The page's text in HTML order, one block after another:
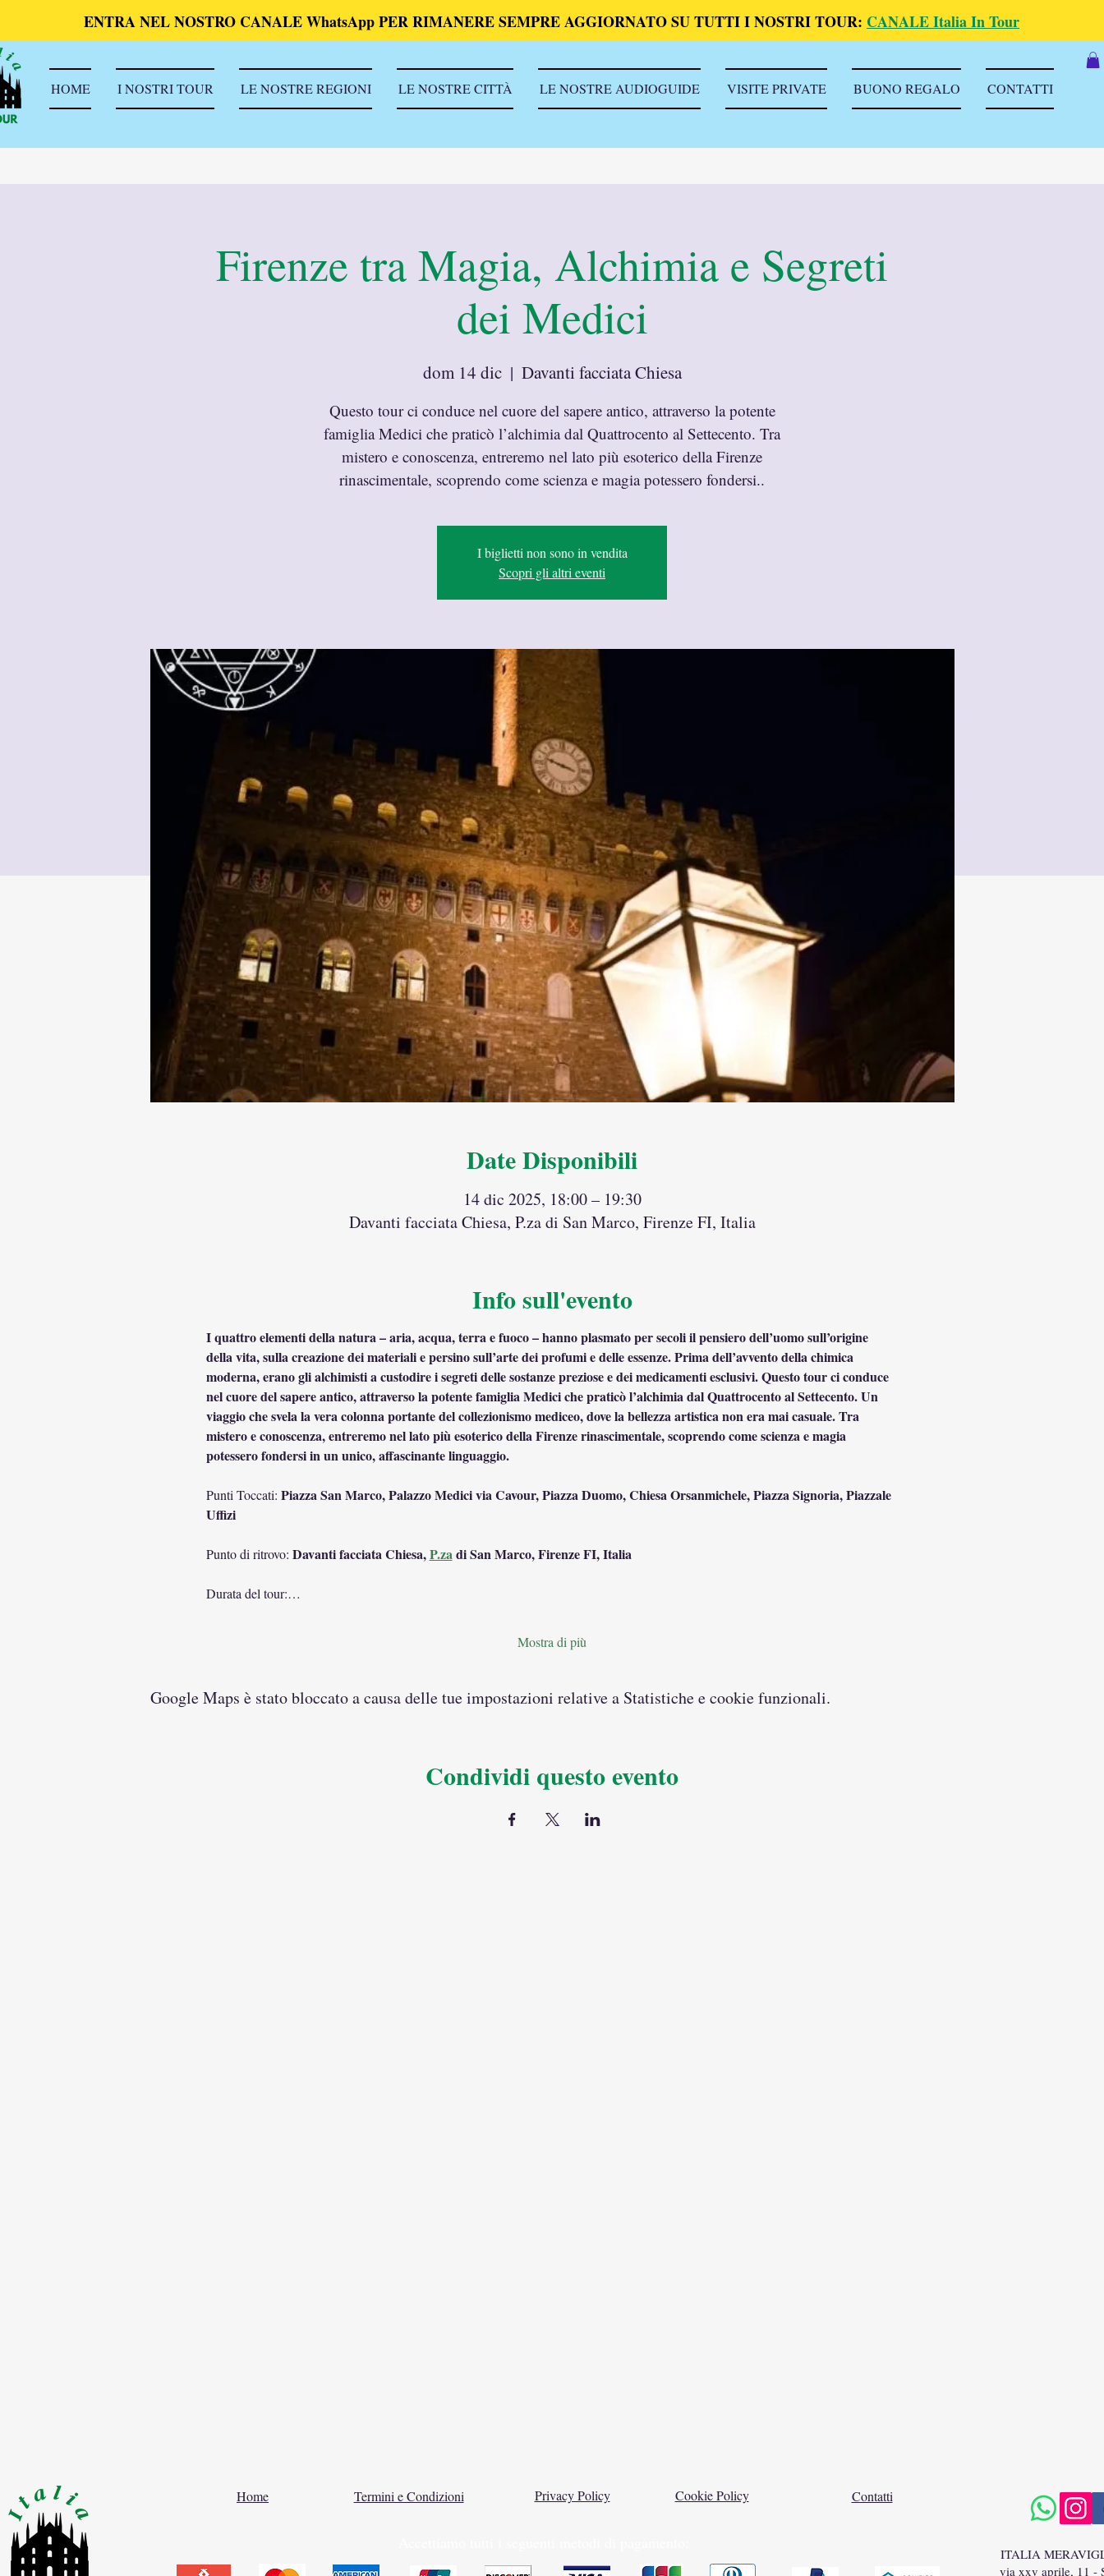
ENTRA NEL NOSTRO CANALE WhatsApp PER RIMANERE SEMPRE AGGIORNATO SU TUTTI I NOSTRI TOUR: CANALE Italia In Tour
HOME I NOSTRI TOUR LE NOSTRE REGIONI LE NOSTRE CITTÀ LE NOSTRE AUDIOGUIDE VISITE PRIVATE BUONO REGALO CONTATTI
Firenze tra Magia, Alchimia e Segreti
dei Medici
dom 14 dic
  |
Davanti facciata Chiesa
Questo tour ci conduce nel cuore del sapere antico, attraverso la potente
famiglia Medici che praticò l’alchimia dal Quattrocento al Settecento. Tra
mistero e conoscenza, entreremo nel lato più esoterico della Firenze
rinascimentale, scoprendo come scienza e magia potessero fondersi..
I biglietti non sono in vendita
Scopri gli altri eventi
Date Disponibili
14 dic 2025, 18:00 – 19:30
Davanti facciata Chiesa, P.za di San Marco, Firenze FI, Italia
Info sull'evento
I quattro elementi della natura – aria, acqua, terra e fuoco – hanno plasmato per secoli il pensiero dell’uomo sull’origine
della vita, sulla creazione dei materiali e persino sull’arte dei profumi e delle essenze. Prima dell’avvento della chimica
moderna, erano gli alchimisti a custodire i segreti delle sostanze preziose e dei medicamenti esclusivi. Questo tour ci conduce
nel cuore del sapere antico, attraverso la potente famiglia Medici che praticò l’alchimia dal Quattrocento al Settecento. Un
viaggio che svela la vera colonna portante del collezionismo mediceo, dove la bellezza artistica non era mai casuale. Tra
mistero e conoscenza, entreremo nel lato più esoterico della Firenze rinascimentale, scoprendo come scienza e magia
potessero fondersi in un unico, affascinante linguaggio.
Punti Toccati: Piazza San Marco, Palazzo Medici via Cavour, Piazza Duomo, Chiesa Orsanmichele, Piazza Signoria, Piazzale
Uffizi
Punto di ritrovo: Davanti facciata Chiesa, P.za di San Marco, Firenze FI, Italia
Durata del tour:…
Mostra di più
Google Maps è stato bloccato a causa delle tue impostazioni relative a Statistiche e cookie funzionali.
Condividi questo evento
Home Termini e Condizioni Privacy Policy Cookie Policy Contatti
ITALIA
via xxv aprile, 11 -